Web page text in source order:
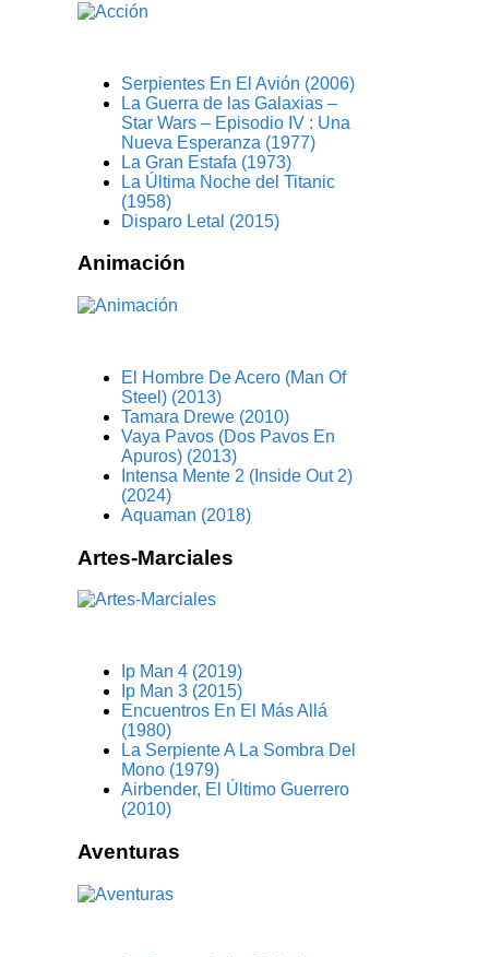
Serpientes En El Avión (2006)
La Guerra de las Galaxias –
Star Wars – Episodio IV : Una
Nueva Esperanza (1977)
La Gran Estafa (1973)
La Última Noche del Titanic
(1958)
Disparo Letal (2015)
Animación
El Hombre De Acero (Man Of
Steel) (2013)
Tamara Drewe (2010)
Vaya Pavos (Dos Pavos En
Apuros) (2013)
Intensa Mente 2 (Inside Out 2)
(2024)
Aquaman (2018)
Artes-Marciales
Ip Man 4 (2019)
Ip Man 3 (2015)
Encuentros En El Más Allá
(1980)
La Serpiente A La Sombra Del
Mono (1979)
Airbender, El Último Guerrero
(2010)
Aventuras